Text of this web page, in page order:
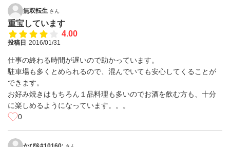
無双転生 さん
重宝しています
4.00
投稿日 2016/01/31
仕事の終わる時間が遅いので助かっています。
駐車場も多くとめられるので、混んでいても安心してくることが
できます。
お好み焼きはもちろん１品料理も多いのでお酒を飲む方も、十分
に楽しめるようになっています。。。
0